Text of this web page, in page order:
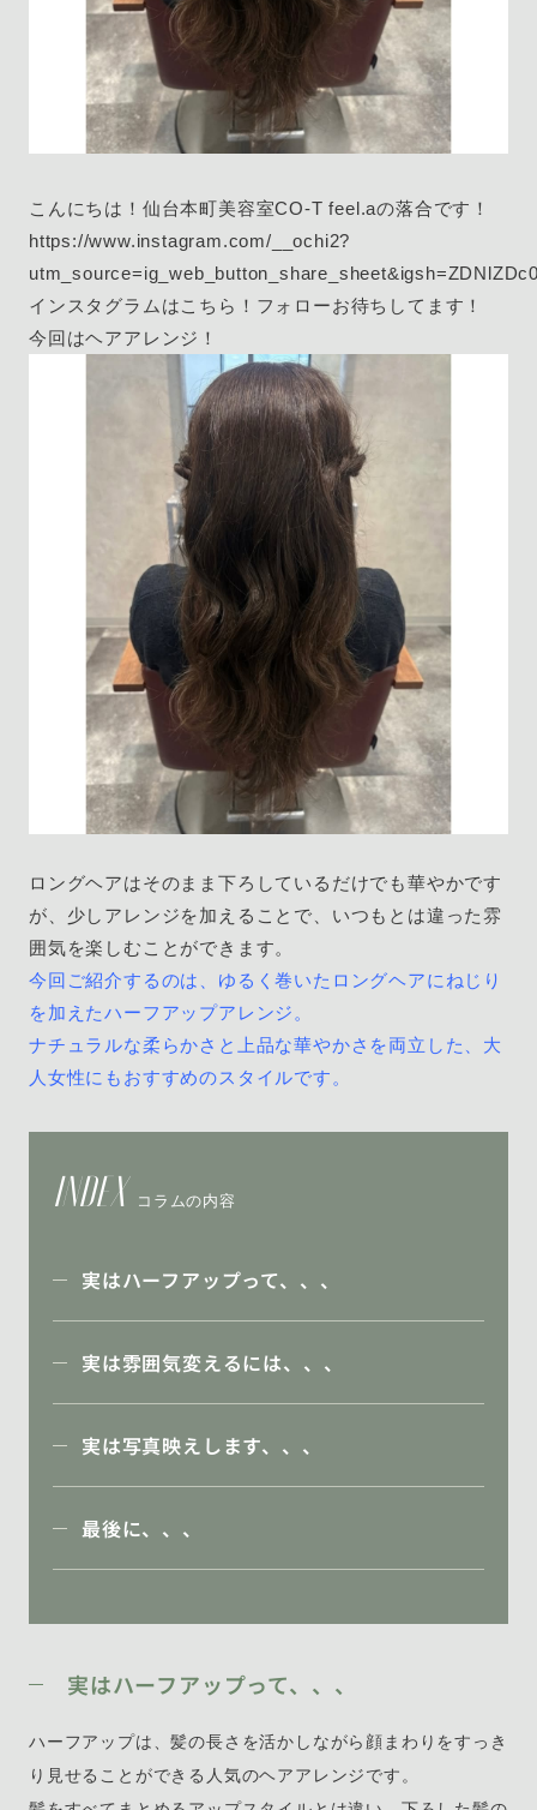
こんにちは！仙台本町美容室CO-T feel.aの落合です！
https://www.instagram.com/__ochi2?
インスタグラムはこちら！フォローお待ちしてます！
今回はヘアアレンジ！
ロングヘアはそのまま下ろしているだけでも華やかです
が、少しアレンジを加えることで、いつもとは違った雰
囲気を楽しむことができます。
今回ご紹介するのは、ゆるく巻いたロングヘアにねじり
を加えたハーフアップアレンジ。
ナチュラルな柔らかさと上品な華やかさを両立した、大
人女性にもおすすめのスタイルです。
INDEX コラムの内容
実はハーフアップって、、、
実は雰囲気変えるには、、、
実は写真映えします、、、
最後に、、、
実はハーフアップって、、、
ハーフアップは、髪の長さを活かしながら顔まわりをすっき
り見せることができる人気のヘアアレンジです。